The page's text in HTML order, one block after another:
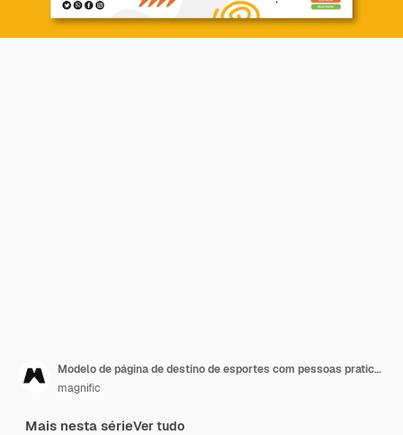
Modelo de página de destino de esportes com pessoas praticando esportes
magnific
Mais nesta sérieVer tudo